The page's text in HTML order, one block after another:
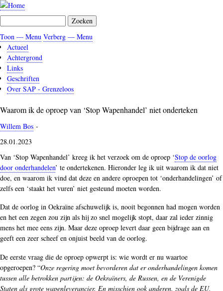
Overslaan
en
naar
de
inhoud
gaan
Menu
Toon — Menu Verberg — Menu
Actueel
Achtergrond
Links
Geschriften
Over SAP - Grenzeloos
Waarom ik de oproep van ‘Stop Wapenhandel’ niet onderteken
Willem Bos -
28.01.2023
Van ‘Stop Wapenhandel’ kreeg ik het verzoek om de oproep ‘Stop de oorlog
door onderhandelen’ te ondertekenen. Hieronder leg ik uit waarom ik dat niet
doe, en waarom ik vind dat deze en andere oproepen tot ‘onderhandelingen’ of
zelfs een ‘staakt het vuren’ niet gesteund moeten worden.
Dat de oorlog in Oekraïne afschuwelijk is, nooit begonnen had mogen worden
en het een zegen zou zijn als hij zo snel mogelijk stopt, daar zal ieder zinnig
mens het mee eens zijn. Maar deze oproep levert daar geen bijdrage aan en
geeft een zeer scheef en onjuist beeld van de oorlog.
De eerste vraag die de oproep opwerpt is: wie wordt er nu waartoe
opgeroepen? “Onze regering moet bevorderen dat er onderhandelingen komen
tussen alle betrokken partijen: de Oekraïners, de Russen, en de Verenigde
Staten als grote wapenleverancier. En misschien ook anderen, zoals de EU,